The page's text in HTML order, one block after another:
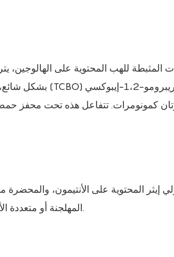
المهلجنة أو متعددة الأغراض، عبارة عن مثبطات لهب تفاعلية عالية الأداء مع خصائص مثبطة للهب ممتازة.